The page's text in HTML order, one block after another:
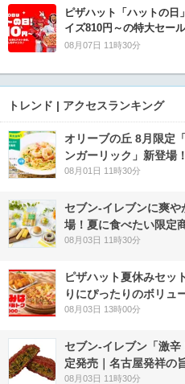
ピザハット「ハットの日
イズ810円～の特大セー
08月07日 11時30分
トレンド | アクセスランキング
オリーブの丘 8月限定
ンガーリック」新登場
08月01日 11時30分
セブン‐イレブンに爽
場！夏に食べたい限定
08月03日 11時30分
ピザハット夏休みセッ
りにぴったりのボリュ
08月03日 13時00分
セブン-イレブン「激
定発売｜名古屋発祥の
08月03日 11時30分